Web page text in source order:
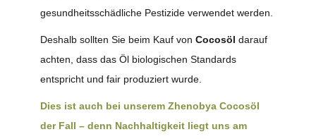
gesundheitsschädliche Pestizide verwendet werden.
Deshalb sollten Sie beim Kauf von Cocosöl darauf
achten, dass das Öl biologischen Standards
entspricht und fair produziert wurde.
Dies ist auch bei unserem Zhenobya Cocosöl
der Fall – denn Nachhaltigkeit liegt uns am